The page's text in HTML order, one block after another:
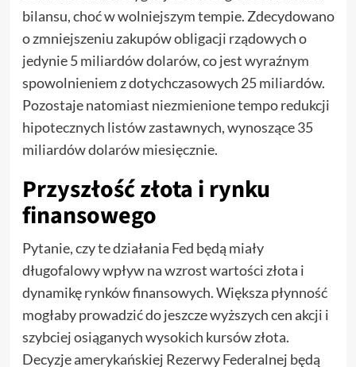
bilansu, choć w wolniejszym tempie. Zdecydowano
o zmniejszeniu zakupów obligacji rządowych o
jedynie 5 miliardów dolarów, co jest wyraźnym
spowolnieniem z dotychczasowych 25 miliardów.
Pozostaje natomiast niezmienione tempo redukcji
hipotecznych listów zastawnych, wynoszące 35
miliardów dolarów miesięcznie.
Przyszłość złota i rynku
finansowego
Pytanie, czy te działania Fed będą miały
długofalowy wpływ na wzrost wartości złota i
dynamikę rynków finansowych. Większa płynność
mogłaby prowadzić do jeszcze wyższych cen akcji i
szybciej osiąganych wysokich kursów złota.
Decyzje amerykańskiej Rezerwy Federalnej będą